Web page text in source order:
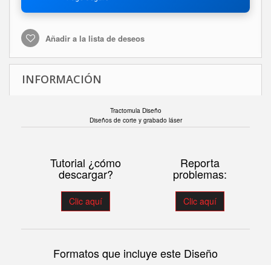
Añadir a la lista de deseos
INFORMACIÓN
Tractomula Diseño
Diseños de corte y grabado láser
Tutorial ¿cómo
descargar?
Clic aquí
Reporta
problemas:
Clic aquí
Formatos que incluye este Diseño